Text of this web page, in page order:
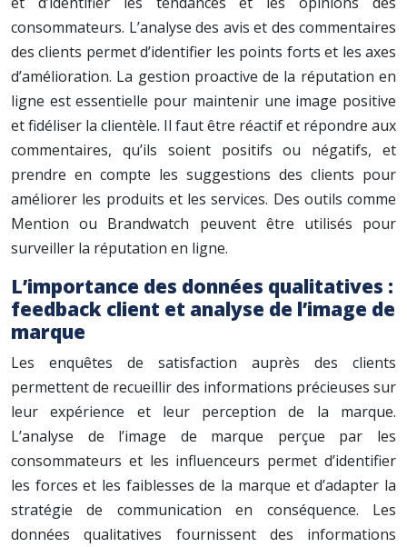
consommateurs. L’analyse des avis et des commentaires
des clients permet d’identifier les points forts et les axes
d’amélioration. La gestion proactive de la réputation en
ligne est essentielle pour maintenir une image positive
et fidéliser la clientèle. Il faut être réactif et répondre aux
commentaires, qu’ils soient positifs ou négatifs, et
prendre en compte les suggestions des clients pour
améliorer les produits et les services. Des outils comme
Mention ou Brandwatch peuvent être utilisés pour
surveiller la réputation en ligne.
L’importance des données qualitatives :
feedback client et analyse de l’image de
marque
Les enquêtes de satisfaction auprès des clients
permettent de recueillir des informations précieuses sur
leur expérience et leur perception de la marque.
L’analyse de l’image de marque perçue par les
consommateurs et les influenceurs permet d’identifier
les forces et les faiblesses de la marque et d’adapter la
stratégie de communication en conséquence. Les
données qualitatives fournissent des informations